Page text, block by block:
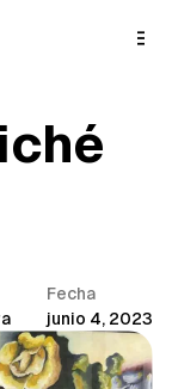
Fecha
junio 4, 2023